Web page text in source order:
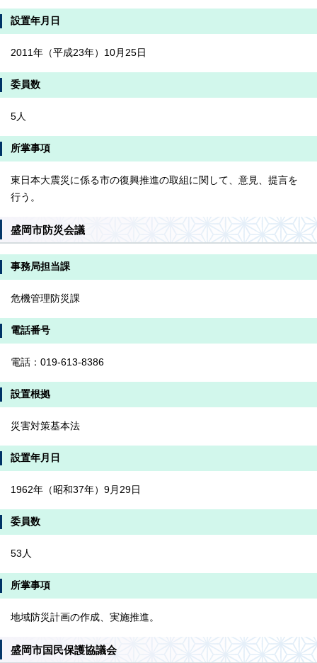
設置年月日
2011年（平成23年）10月25日
委員数
5人
所掌事項
東日本大震災に係る市の復興推進の取組に関して、意見、提言を
行う。
盛岡市防災会議
事務局担当課
危機管理防災課
電話番号
電話：019-613-8386
設置根拠
災害対策基本法
設置年月日
1962年（昭和37年）9月29日
委員数
53人
所掌事項
地域防災計画の作成、実施推進。
盛岡市国民保護協議会